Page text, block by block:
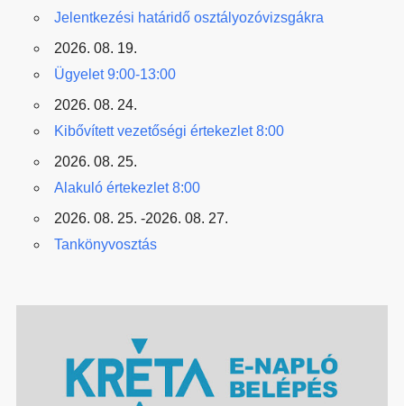
Jelentkezési határidő osztályozóvizsgákra
2026. 08. 19.
Ügyelet 9:00-13:00
2026. 08. 24.
Kibővített vezetőségi értekezlet 8:00
2026. 08. 25.
Alakuló értekezlet 8:00
2026. 08. 25. -2026. 08. 27.
Tankönyvosztás